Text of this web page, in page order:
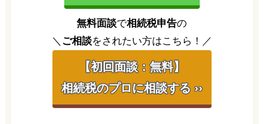
無料面談で相続税申告の
＼ ご相談をされたい方はこちら！／
【初回面談：無料】
相続税のプロに相談する ››